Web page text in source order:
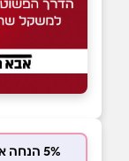
5% הנחה אוטומטית למשלמים בכרטיס המועדון